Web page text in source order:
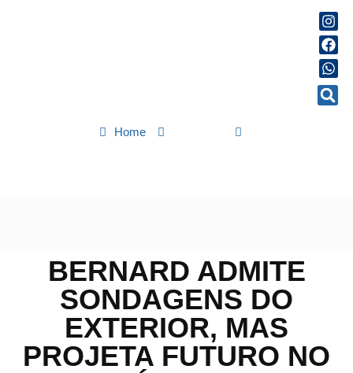
Home
BERNARD ADMITE
SONDAGENS DO
EXTERIOR, MAS
PROJETA FUTURO NO